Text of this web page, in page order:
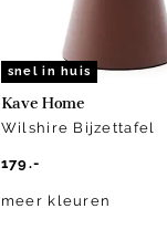
snel in huis
Kave Home
Wilshire Bijzettafel
179.-
meer kleuren